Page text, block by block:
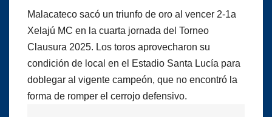
Malacateco sacó un triunfo de oro al vencer 2-1a
Xelajú MC en la cuarta jornada del Torneo
Clausura 2025. Los toros aprovecharon su
condición de local en el Estadio Santa Lucía para
doblegar al vigente campeón, que no encontró la
forma de romper el cerrojo defensivo.